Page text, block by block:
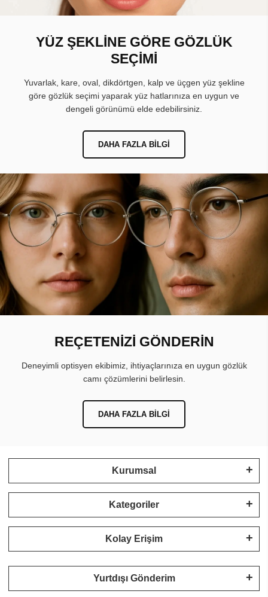
YÜZ ŞEKLİNE GÖRE GÖZLÜK
SEÇİMİ
Yuvarlak, kare, oval, dikdörtgen, kalp ve üçgen yüz şekline
göre gözlük seçimi yaparak yüz hatlarınıza en uygun ve
dengeli görünümü elde edebilirsiniz.
DAHA FAZLA BILGI
REÇETENİZİ GÖNDERİN
Deneyimli optisyen ekibimiz, ihtiyaçlarınıza en uygun gözlük
camı çözümlerini belirlesin.
DAHA FAZLA BILGI
Kurumsal
Kategoriler
Kolay Erişim
Yurtdışı Gönderim